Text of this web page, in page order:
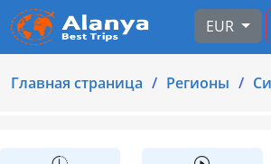
EUR
Главная страница Регионы